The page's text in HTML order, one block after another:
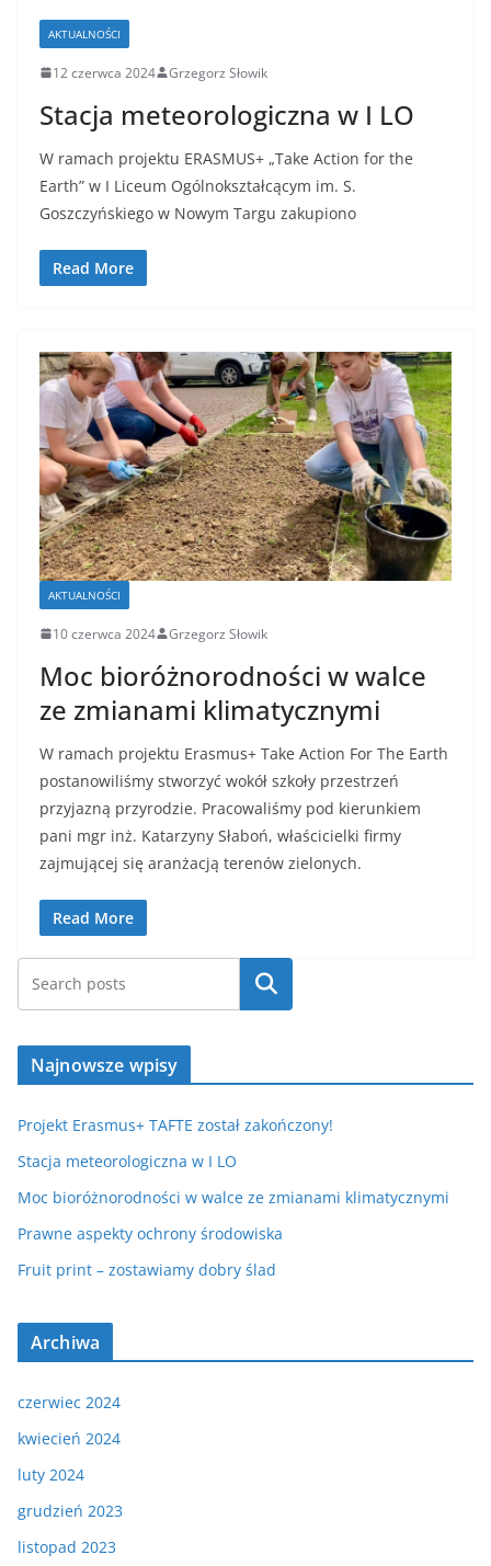
AKTUALNOŚCI
12 czerwca 2024 Grzegorz Słowik
Stacja meteorologiczna w I LO
W ramach projektu ERASMUS+ „Take Action for the
Earth” w I Liceum Ogólnokształcącym im. S.
Goszczyńskiego w Nowym Targu zakupiono
Read More
AKTUALNOŚCI
10 czerwca 2024 Grzegorz Słowik
Moc bioróżnorodności w walce
ze zmianami klimatycznymi
W ramach projektu Erasmus+ Take Action For The Earth
postanowiliśmy stworzyć wokół szkoły przestrzeń
przyjazną przyrodzie. Pracowaliśmy pod kierunkiem
pani mgr inż. Katarzyny Słaboń, właścicielki firmy
zajmującej się aranżacją terenów zielonych.
Read More
Szukaj
Najnowsze wpisy
Projekt Erasmus+ TAFTE został zakończony!
Stacja meteorologiczna w I LO
Moc bioróżnorodności w walce ze zmianami klimatycznymi
Prawne aspekty ochrony środowiska
Fruit print – zostawiamy dobry ślad
Archiwa
czerwiec 2024
kwiecień 2024
luty 2024
grudzień 2023
listopad 2023